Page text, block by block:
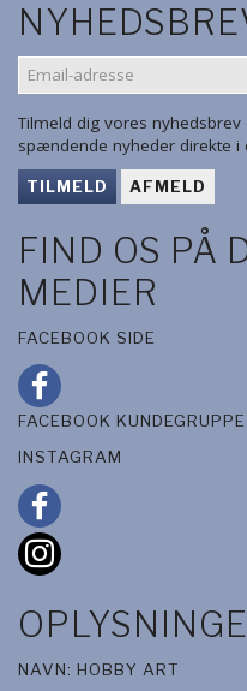
EMAIL-
ADRESSE
Tilmeld dig vores
spændende nyheder direkte i
TILMELD AFMELD
FIND OS PÅ
MEDIER
FACEBOOK SIDE
FACEBOOK KUNDEGRUPPE
INSTAGRAM
NAVN: HOBBY ART